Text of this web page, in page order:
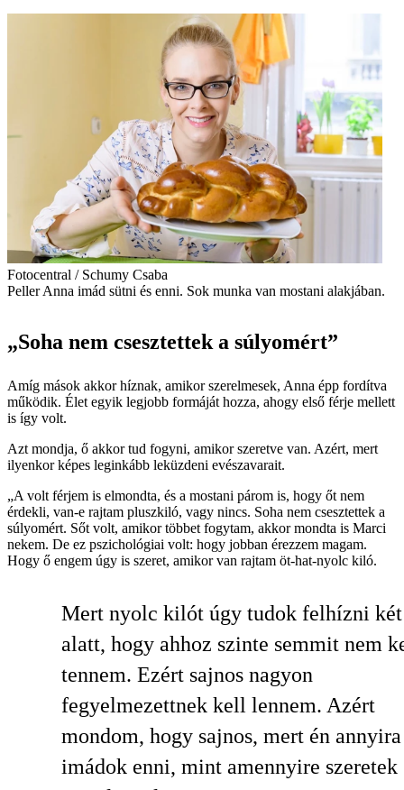
Fotocentral / Schumy Csaba
Peller Anna imád sütni és enni. Sok munka van mostani alakjában.
„Soha nem csesztettek a súlyomért”
Amíg mások akkor híznak, amikor szerelmesek, Anna épp fordítva
működik. Élet egyik legjobb formáját hozza, ahogy első férje mellett
is így volt.
Azt mondja, ő akkor tud fogyni, amikor szeretve van. Azért, mert
ilyenkor képes leginkább leküzdeni evészavarait.
„A volt férjem is elmondta, és a mostani párom is, hogy őt nem
érdekli, van-e rajtam pluszkiló, vagy nincs. Soha nem csesztettek a
súlyomért. Sőt volt, amikor többet fogytam, akkor mondta is Marci
nekem. De ez pszichológiai volt: hogy jobban érezzem magam.
Hogy ő engem úgy is szeret, amikor van rajtam öt-hat-nyolc kiló.
Mert nyolc kilót úgy tudok felhízni
alatt, hogy ahhoz szinte semmit nem
tennem. Ezért sajnos nagyon
fegyelmezettnek kell lennem. Azért
mondom, hogy sajnos, mert én annyira
imádok enni, mint amennyire szeretek